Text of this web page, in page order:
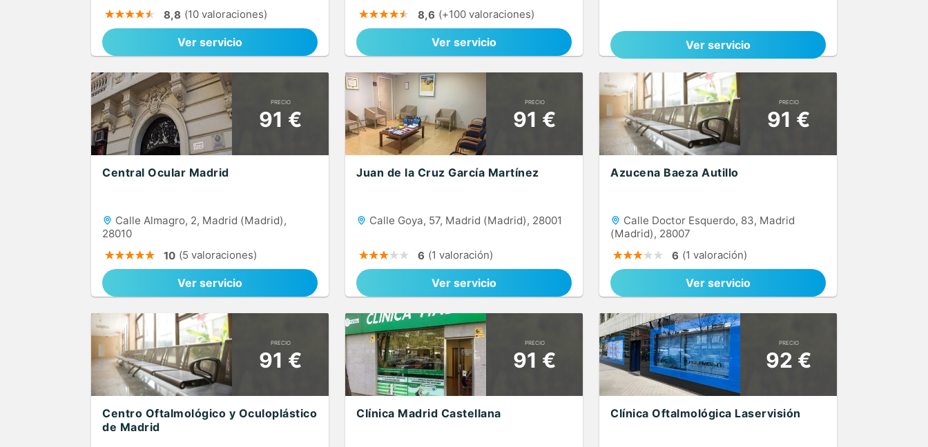
8,8 (10 valoraciones)
Ver servicio
8,6 (+100 valoraciones)
Ver servicio Ver servicio
PRECIO
91 €
Central Ocular Madrid
Calle Almagro, 2, Madrid (Madrid),
28010
10 (5 valoraciones)
Ver servicio
PRECIO
91 €
Juan de la Cruz García Martínez
Calle Goya, 57, Madrid (Madrid), 28001
6 (1 valoración)
Ver servicio
PRECIO
91 €
Azucena Baeza Autillo
Calle Doctor Esquerdo, 83, Madrid
(Madrid), 28007
6 (1 valoración)
Ver servicio
PRECIO
91 €
Centro Oftalmológico y Oculoplástico
de Madrid
PRECIO
91 €
Clínica Madrid Castellana
PRECIO
92 €
Clínica Oftalmológica Laservisión